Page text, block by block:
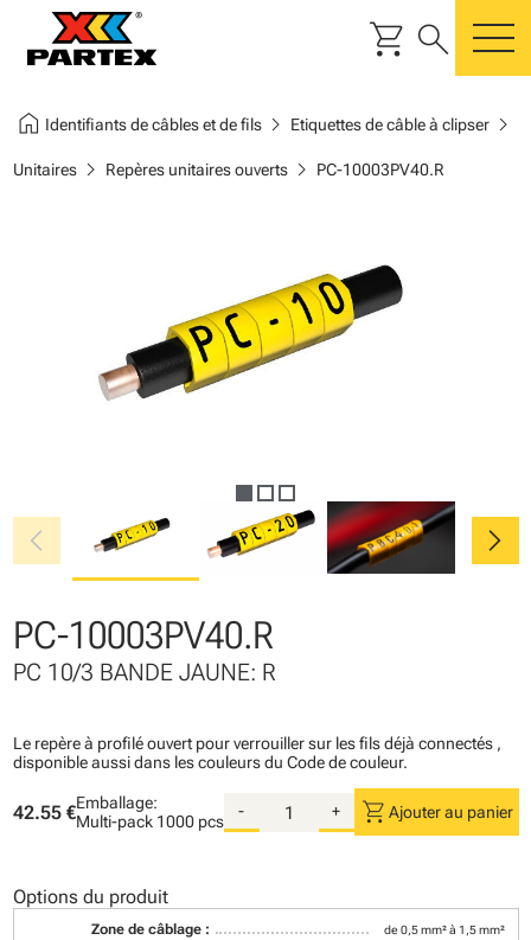
shopping_cart search
home Identifiants de câbles et de filschevron_right Etiquettes de câble à clipserchevron_right
Unitaireschevron_right Repères unitaires ouvertschevron_right PC-10003PV40.R
chevron_left chevron_right
PC-10003PV40.R
PC 10/3 BANDE JAUNE: R
Le repère à profilé ouvert pour verrouiller sur les fils déjà connectés ,
disponible aussi dans les couleurs du Code de couleur.
42.55 €Emballage:
Multi-pack 1000 pcs
- + shopping_cart Ajouter au panier
Options du produit
Zone de câblage : de 0,5 mm² à 1,5 mm²